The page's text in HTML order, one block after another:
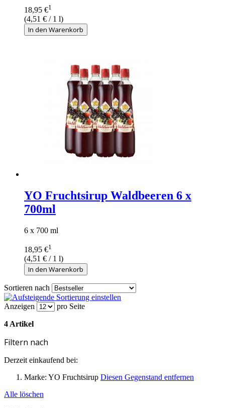
18,95 €1
(4,51 € / 1 l)
In den Warenkorb
YO Fruchtsirup Waldbeeren 6 x
700ml
6 x 700 ml
18,95 €1
(4,51 € / 1 l)
In den Warenkorb
Sortieren nach
Anzeigen pro Seite
4 Artikel
Filtern nach
Derzeit einkaufend bei:
Marke: YO Fruchtsirup Diesen Gegenstand entfernen
Alle löschen